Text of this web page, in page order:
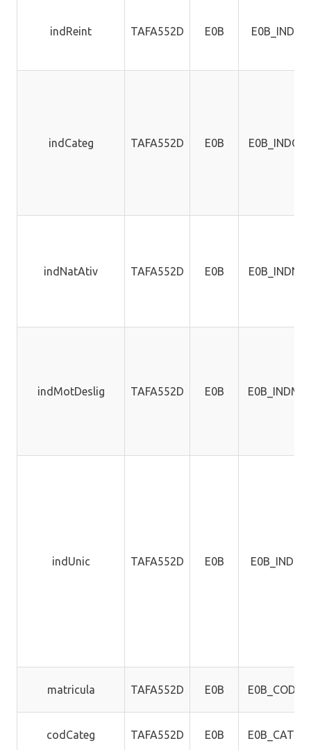
indReint TAFA552D E0B E0B_INDREI
indCateg TAFA552D E0B
indNatAtiv TAFA552D E0B
indMotDeslig TAFA552D E0B
indUnic TAFA552D E0B E0B_INDUNI
matricula TAFA552D E0B
codCateg TAFA552D E0B